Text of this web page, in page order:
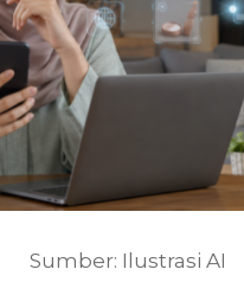
Sumber: Ilustrasi AI